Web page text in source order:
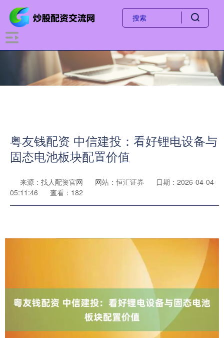
粤友钱配资 中信建投：看好锂电设备与
固态电池板块配置价值
来源：找人配资官网 网站：恒汇证券
日期：2026-04-04
05:11:46
查看：182